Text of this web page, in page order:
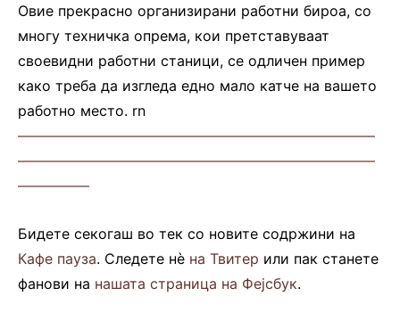
Овие прекрасно организирани работни бироа, со
многу техничка опрема, кои претставуваат
своевидни работни станици, се одличен пример
како треба да изгледа едно мало катче на вашето
работно место. rn
—————————————————————————
—————————————————————————
—————
Бидете секогаш во тек со новите содржини на
Кафе пауза. Следете нè на Твитер или пак станете
фанови на нашата страница на Фејсбук.